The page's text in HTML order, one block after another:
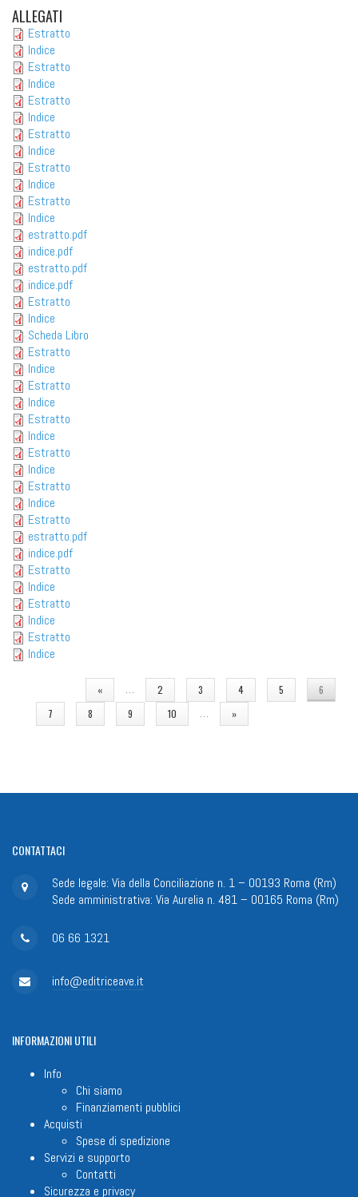
ALLEGATI
Estratto
Indice
Estratto
Indice
Estratto
Indice
Estratto
Indice
Estratto
Indice
Estratto
Indice
estratto.pdf
indice.pdf
estratto.pdf
indice.pdf
Estratto
Indice
Scheda Libro
Estratto
Indice
Estratto
Indice
Estratto
Indice
Estratto
Indice
Estratto
Indice
Estratto
estratto.pdf
indice.pdf
Estratto
Indice
Estratto
Indice
Estratto
Indice
« … 2 3 4 5
6
7
8 9 10 … »
CONTATTACI
Sede legale: Via della Conciliazione n. 1 – 00193 Roma (Rm)
Sede amministrativa: Via Aurelia n. 481 – 00165 Roma (Rm)
06 66 1321
info@editriceave.it
INFORMAZIONIUTILI
Info
Chi siamo
Finanziamenti pubblici
Acquisti
Spese di spedizione
Servizi e supporto
Contatti
Sicurezza e privacy